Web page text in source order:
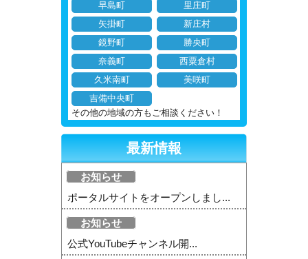
早島町
里庄町
矢掛町
新庄村
鏡野町
勝央町
奈義町
西粟倉村
久米南町
美咲町
吉備中央町
その他の地域の方もご相談ください！
最新情報
お知らせ
ポータルサイトをオープンしまし...
お知らせ
公式YouTubeチャンネル開...